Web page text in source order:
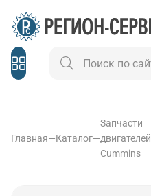
Главная—Каталог—
Запчасти
двигателей
Cummins